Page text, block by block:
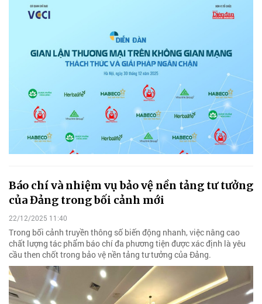
Báo chí và nhiệm vụ bảo vệ nền tảng tư tưởng
của Đảng trong bối cảnh mới
22/12/2025 11:40
Trong bối cảnh truyền thông số biến động nhanh, việc nâng cao
chất lượng tác phẩm báo chí đa phương tiện được xác định là yêu
cầu then chốt trong bảo vệ nền tảng tư tưởng của Đảng.